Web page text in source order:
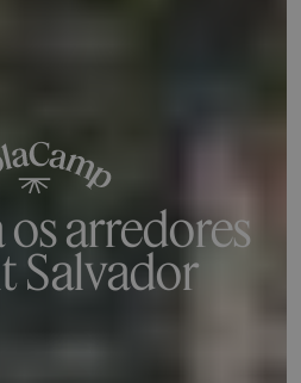
arredores
Salvador